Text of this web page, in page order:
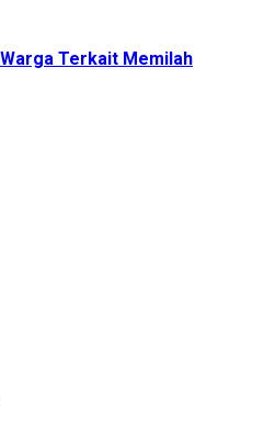
Terkait Memilah